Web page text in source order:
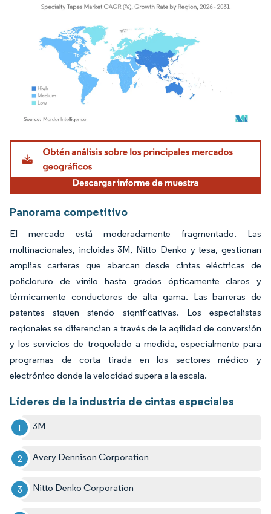
Imagen © Mordor Intelligence. El uso requiere atribución según CC BY 4.0.
Panorama competitivo
El mercado está moderadamente fragmentado. Las
multinacionales, incluidas 3M, Nitto Denko y tesa, gestionan
amplias carteras que abarcan desde cintas eléctricas de
policloruro de vinilo hasta grados ópticamente claros y
térmicamente conductores de alta gama. Las barreras de
patentes siguen siendo significativas. Los especialistas
regionales se diferencian a través de la agilidad de conversión
y los servicios de troquelado a medida, especialmente para
programas de corta tirada en los sectores médico y
electrónico donde la velocidad supera a la escala.
Líderes de la industria de cintas especiales
3M
Avery Dennison Corporation
Nitto Denko Corporation